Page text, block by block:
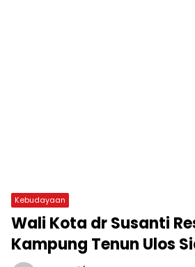
Kebudayaan
Wali Kota dr Susanti
Kampung Tenun Ulos